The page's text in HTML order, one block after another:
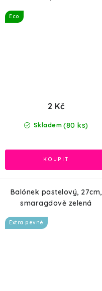
Eco
Skladem (80 ks)
2 Kč
Balónek pastelový, 27cm,
smaragdově zelená
Extra pevné